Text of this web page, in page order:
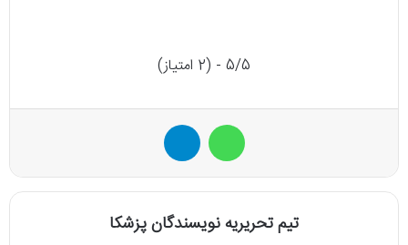
5/5 - (2 امتیاز)
واتس آپ
تیم تحریریه نویسندگان پزشکا